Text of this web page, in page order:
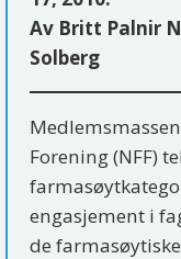
Av Britt Palnir
Solberg
Forening (NFF)
engasjement i
de